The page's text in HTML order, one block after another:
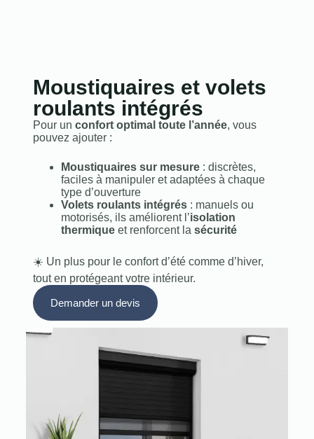
Moustiquaires et volets
roulants intégrés
Pour un confort optimal toute l’année, vous
pouvez ajouter :
Moustiquaires sur mesure: discrètes,
faciles à manipuler et adaptées à chaque
type d’ouverture
Volets roulants intégrés: manuels ou
motorisés, ils améliorent l’isolation
thermiqueet renforcent la sécurité
☀️ Un plus pour le confort d’été comme d’hiver,
tout en protégeant votre intérieur.
Demander un devis